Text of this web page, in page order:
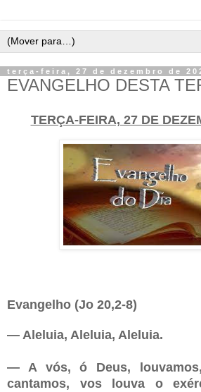
terça-feira, 27 de dezembro de
EVANGELHO DESTA
TERÇA-FEIRA, 27 DE
Evangelho (Jo 20,2-8)
— Aleluia, Aleluia, Aleluia.
— A vós, ó Deus,
cantamos, vos louva o